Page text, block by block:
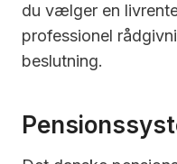
du vælger en
professionel
beslutning.